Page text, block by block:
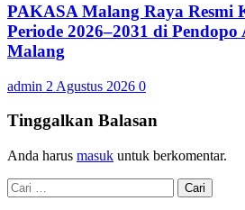
PAKASA Malang Raya Resmi
Periode 2026–2031 di
Malang
admin 2 Agustus 2026 0
Tinggalkan Balasan
Anda harus masuk untuk berkomentar.
Cari
untuk: